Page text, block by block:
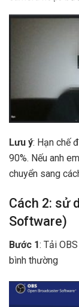
Lưu ý: Hạn chế
90%. Nếu anh
chuyển sang
Cách 2: sử
Software)
Bước 1: Tải
bình thường